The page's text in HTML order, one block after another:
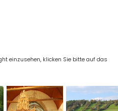
einzusehen, klicken Sie bitte auf das